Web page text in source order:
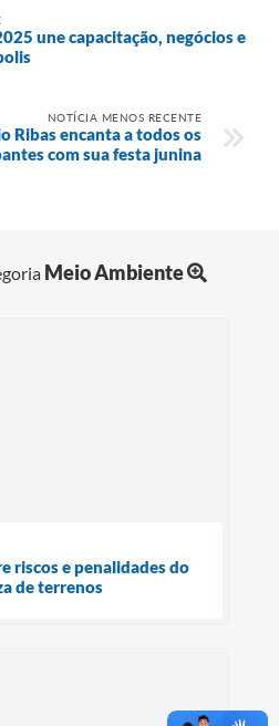
une capacitação, negócios e
NOTÍCIA MENOS RECENTE
Ribas encanta a todos os
com sua festa junina
Meio Ambiente
riscos e penalidades do
de terrenos